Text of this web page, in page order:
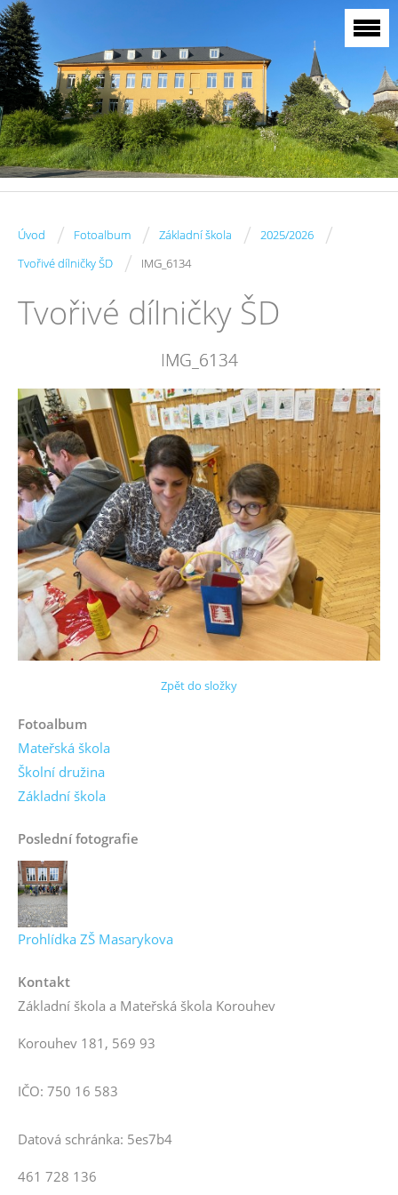
Úvod / Fotoalbum / Základní škola / 2025/2026 /
Tvořivé dílničky ŠD / IMG_6134
Tvořivé dílničky ŠD
IMG_6134
Zpět do složky
Fotoalbum
Mateřská škola
Školní družina
Základní škola
Poslední fotografie
Prohlídka ZŠ Masarykova
Kontakt
Základní škola a Mateřská škola Korouhev
Korouhev 181, 569 93
IČO: 750 16 583
Datová schránka: 5es7b4
461 728 136